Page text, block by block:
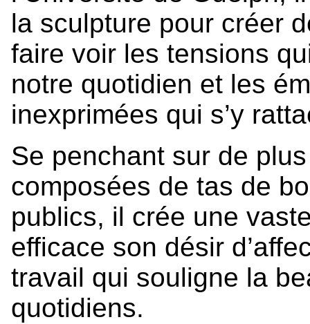
la sculpture pour créer
faire voir les tensions
notre quotidien et les
inexprimées qui s’y
Se penchant sur de
composées de tas de
publics, il crée une
efficace son désir
travail qui souligne la
quotidiens.